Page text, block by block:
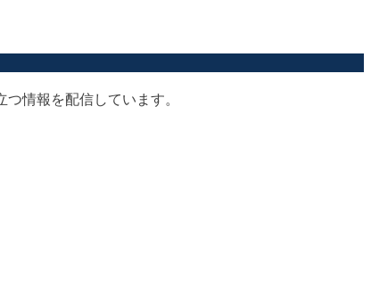
情報を配信しています。